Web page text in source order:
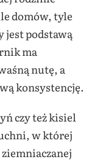
domów, tyle
jest podstawą
ma
nutę, a
konsystencję.
czy też kisiel
w której